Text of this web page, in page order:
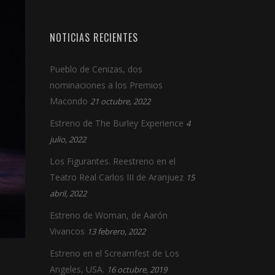
NOTICIAS RECIENTES
Pueblo de Cenizas, dos
nominaciones a los Premios
Macondo 21 octubre, 2022
Estreno de The Burley Experience 4
julio, 2022
Los Figurantes. Reestreno en el
Teatro Real Carlos III de Aranjuez 15
abril, 2022
Estreno de Woman, de Aarón
Vivancos 13 febrero, 2022
Estreno en el Screamfest de Los
Angeles, USA. 16 octubre, 2019